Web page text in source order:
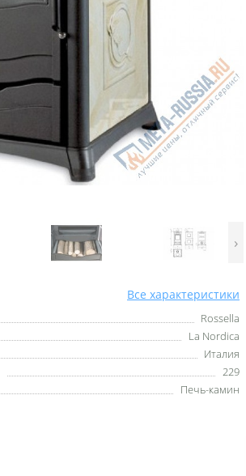
›
Все характеристики
Rossella
La Nordica
Италия
229
Печь-камин